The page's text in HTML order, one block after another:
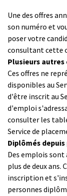
Une des offres
son numéro et
poser votre
consultant cette
Plusieurs autres
Ces offres ne
disponibles au
d'être inscrit au
d'emploi
consulter les
Service de
Diplômés depuis
Des emplois sont
plus de deux
inscription et
personnes